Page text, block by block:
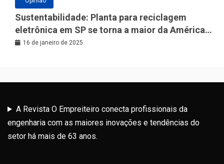
Sustentabilidade: Planta para reciclagem
eletrônica em SP se torna a maior da América
Latina
16 de janeiro de 2025
A Revista O Empreiteiro conecta profissionais da
engenharia com as maiores inovações e tendências do
setor há mais de 63 anos.